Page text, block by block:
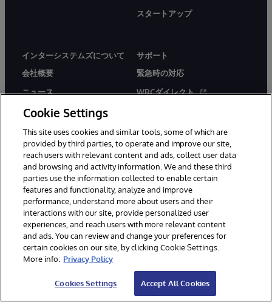
スタートアップ
インターシステムズについて
会社概要
ニュース
イベント情報
採用情報
サポート
緊急時の対応
WRCダイレクト
製品に関するアラート＆
アドバイザリー
© 1996-2026Y InterSystems Corporation, Boston, MA. All Rights
Reserved.
お知らせ／ご利用規約
プライバシーステートメント
保証について
アクセシビリティ
Cookie Settings
This site uses cookies and similar tools, some of which are
provided by third parties, to operate and improve our site,
reach users with relevant content and ads, collect user data
and browsing and activity information. We and these third
parties use the information collected to enable certain
features and functionality, analyze and improve
performance, understand more about users and their
interactions with our site, provide personalized user
experiences, and reach users with more relevant content
and ads. You can review and change your preferences for
certain cookies on our site, by clicking Cookie Settings.
More info: Privacy Policy
Cookies Settings Accept All Cookies